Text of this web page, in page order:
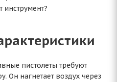
пистолеты требуют
Он нагнетает воздух через